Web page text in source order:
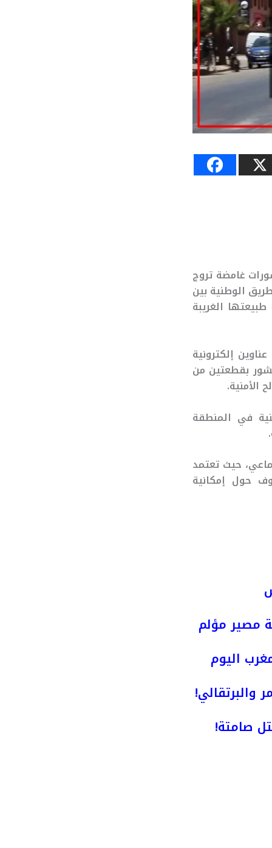
غامضة تروج
الوطنية بين
الغريبة
إلكترونية
بقطعتين من
الأمنية.
في المنطقة
حيث تعتمد
حول إمكانية
مصير مؤلم
اليوم
والبرتقالي!
صامتة!